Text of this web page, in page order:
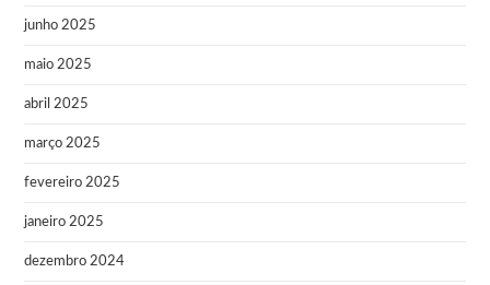
junho 2025
maio 2025
abril 2025
março 2025
fevereiro 2025
janeiro 2025
dezembro 2024